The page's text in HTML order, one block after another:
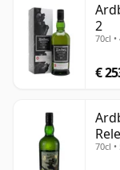
2
70cl •
€
70cl •